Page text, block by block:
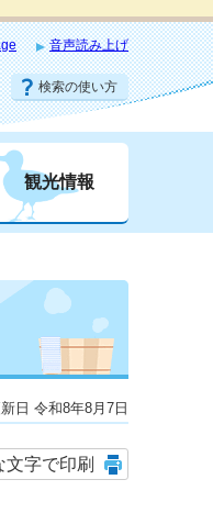
音声読み上げ
検索の使い方
観光情報
日 令和8年8月7日
文字で印刷